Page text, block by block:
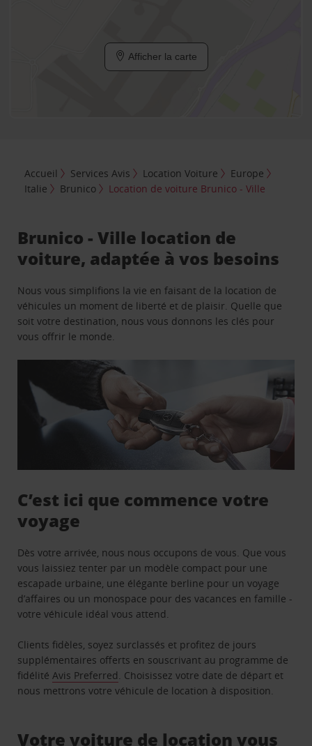
Afficher la carte
Accueil Services Avis Location Voiture
Europe
Italie
Brunico Location de voiture Brunico - Ville
Brunico - Ville location de
voiture, adaptée à vos besoins
Nous vous simplifions la vie en faisant de la location de
véhicules un moment de liberté et de plaisir. Quelle que
soit votre destination, nous vous donnons les clés pour
vous offrir le monde.
C’est ici que commence votre
voyage
Dès votre arrivée, nous nous occupons de vous. Que vous
vous laissiez tenter par un modèle compact pour une
escapade urbaine, une élégante berline pour un voyage
d’affaires ou un monospace pour des vacances en famille -
votre véhicule idéal vous attend.
Clients fidèles, soyez surclassés et profitez de jours
supplémentaires offerts en souscrivant au programme de
fidélitéAvis Preferred. Choisissez votre date de départ et
nous mettrons votre véhicule de location à disposition.
Votre voiture de location vous